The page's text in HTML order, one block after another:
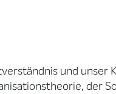
und unser
der